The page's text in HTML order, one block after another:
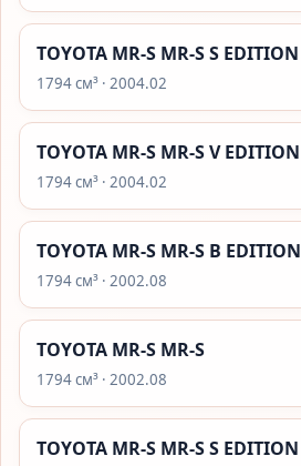
TOYOTA MR-S MR-S S EDITION
1794 см³ · 2004.02
TOYOTA MR-S MR-S V EDITION
1794 см³ · 2004.02
TOYOTA MR-S MR-S B EDITION
1794 см³ · 2002.08
TOYOTA MR-S MR-S
1794 см³ · 2002.08
TOYOTA MR-S MR-S S EDITION